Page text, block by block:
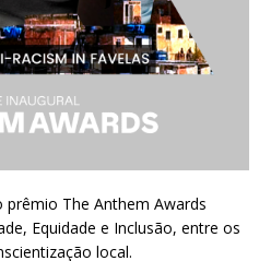
prêmio The Anthem Awards
Equidade e Inclusão, entre os
local.